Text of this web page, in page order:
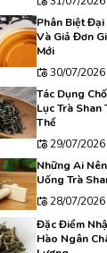
Phân Biệt
Và Giả Đơn
Mới
30/07/2026
Tác Dụng
Lục Trà Shan
Thể
29/07/2026
Những Ai
Uống Trà
28/07/2026
Đặc Điểm
Hào Ngân